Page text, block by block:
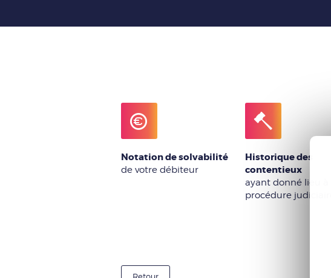
Notation de solvabilité
de votre débiteur
Historique des
contentieux
ayant donné lieu à
procédure judiciaire